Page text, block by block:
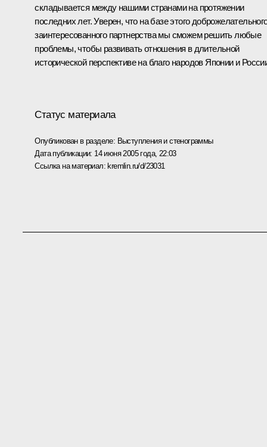
складывается между нашими странами на протяжении
последних лет. Уверен, что на базе этого
заинтересованного партнерства мы сможем решить любые
проблемы, чтобы развивать отношения в длительной
исторической перспективе на благо народов Японии и
Статус материала
Опубликован в разделе: Выступления и стенограммы
Дата публикации: 14 июня 2005 года, 22:03
Ссылка на материал:kremlin.ru/d/23031